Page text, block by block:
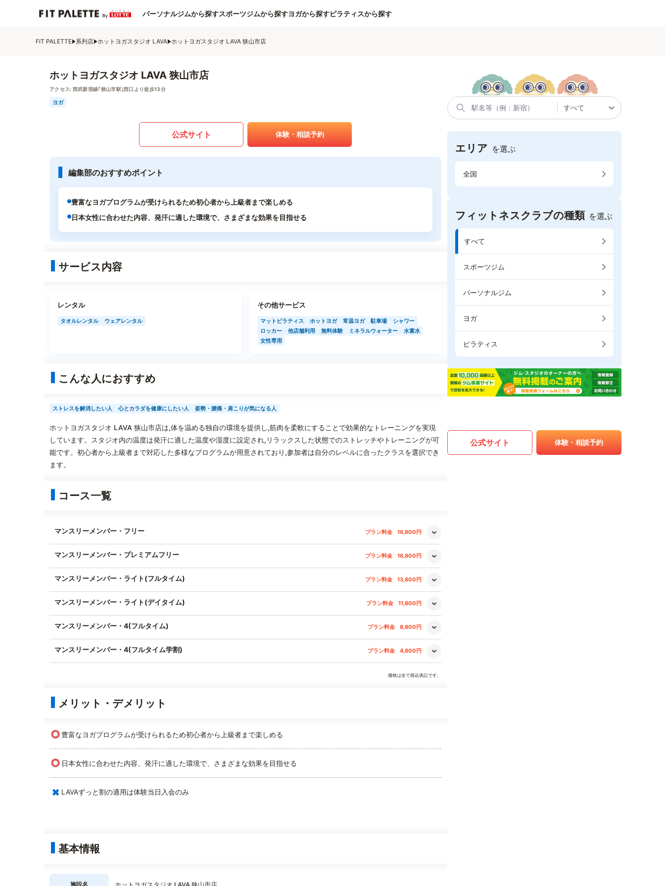
パーソナルジムから探すスポーツジムから探すヨガから探すピラティスから探す
FIT PALETTE 系列店 ホットヨガスタジオ LAVA ホットヨガスタジオ LAVA 狭山市店
ホットヨガスタジオ LAVA 狭山市店
アクセス: 西武新宿線｢狭山市駅｣西口より徒歩13分
ヨガ
公式サイト 体験・相談予約
編集部のおすすめポイント
豊富なヨガプログラムが受けられるため初心者から上級者まで楽しめる
日本女性に合わせた内容、発汗に適した環境で、さまざまな効果を目指せる
サービス内容
レンタル
タオルレンタル ウェアレンタル
その他サービス
マットピラティス ホットヨガ 常温ヨガ 駐車場
シャワー
ロッカー
他店舗利用 無料体験 ミネラルウォーター
水素水
女性専用
こんな人におすすめ
ストレスを解消したい人 心とカラダを健康にしたい人 姿勢・腰痛・肩こりが気になる人
ホットヨガスタジオ LAVA 狭山市店は,体を温める独自の環境を提供し,筋肉を柔軟にすることで効果的なトレーニングを実現
しています。スタジオ内の温度は発汗に適した温度や湿度に設定され,リラックスした状態でのストレッチやトレーニングが可
能です。初心者から上級者まで対応した多様なプログラムが用意されており,参加者は自分のレベルに合ったクラスを選択でき
ます。
コース一覧
マンスリーメンバー・フリー プラン料金 16,800円
マンスリーメンバー・プレミアムフリー プラン料金 16,800円
マンスリーメンバー・ライト(フルタイム) プラン料金 13,800円
マンスリーメンバー・ライト(デイタイム) プラン料金 11,800円
マンスリーメンバー・4(フルタイム) プラン料金 8,800円
マンスリーメンバー・4(フルタイム学割) プラン料金 4,800円
価格は全て税込表記です。
メリット・デメリット
○ 豊富なヨガプログラムが受けられるため初心者から上級者まで楽しめる
○ 日本女性に合わせた内容、発汗に適した環境で、さまざまな効果を目指せる
× LAVAずっと割の適用は体験当日入会のみ
基本情報
施設名
エリア を選ぶ
全国
フィットネスクラブの種類 を選ぶ
すべて
スポーツジム
パーソナルジム
ヨガ
ピラティス
公式サイト 体験・相談予約